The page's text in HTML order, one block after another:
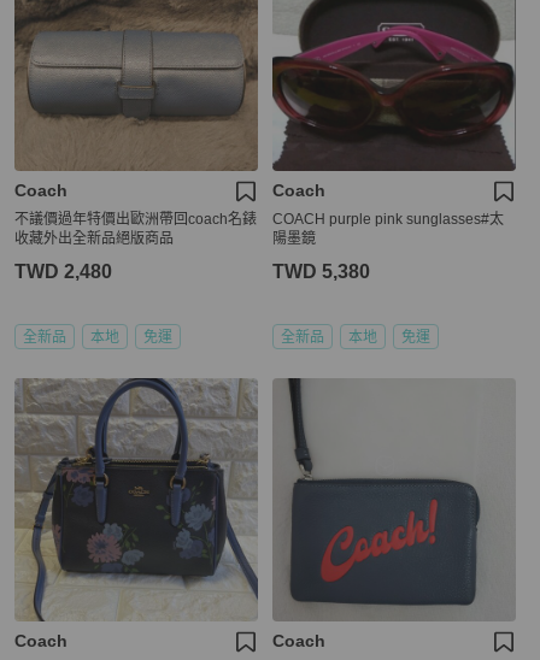
Coach
不議價過年特價出歐洲帶回coach名錶
收藏外出全新品絕版商品
TWD 2,480
全新品 本地 免運
Coach
COACH purple pink sunglasses#太
陽墨鏡
TWD 5,380
全新品 本地 免運
Coach Coach